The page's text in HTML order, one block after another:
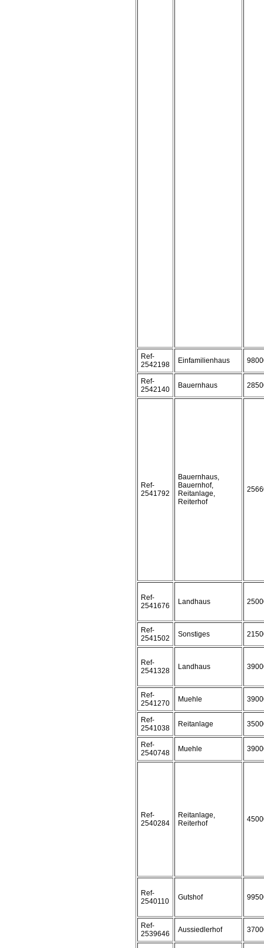
Ref-
2542198
Einfamilienhaus
Ref-
2542140
Bauernhaus
Ref-
2541792
Bauernhaus,
Bauernhof,
Reitanlage,
Reiterhof
Ref-
2541676
Landhaus
Ref-
2541502
Sonstiges
Ref-
2541328
Landhaus
Ref-
2541270
Muehle
Ref-
2541038
Reitanlage
Ref-
2540748
Muehle
Ref-
2540284
Reitanlage,
Reiterhof
Ref-
2540110
Gutshof
Ref-
2539646
Aussiedlerhof